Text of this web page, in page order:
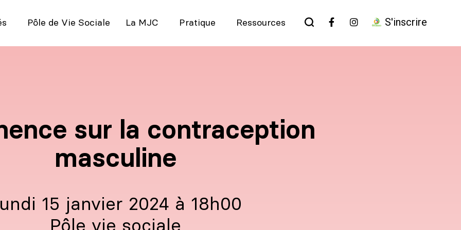
Pôle de Vie Sociale La MJC Pratique Ressources S'inscrire
sur la contraception
masculine
15 janvier 2024 à 18h00
Pôle vie sociale